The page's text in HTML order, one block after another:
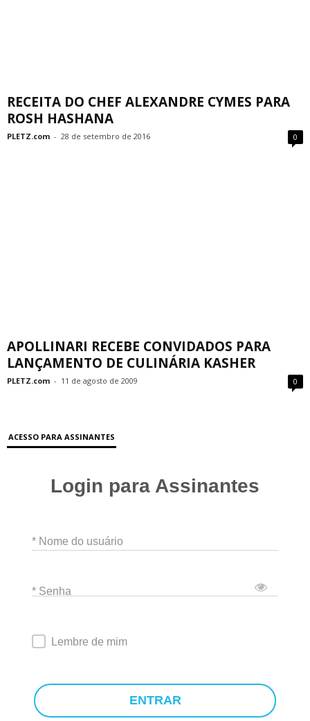
RECEITA DO CHEF ALEXANDRE CYMES PARA
ROSH HASHANA
PLETZ.com - 28 de setembro de 2016 0
APOLLINARI RECEBE CONVIDADOS PARA
LANÇAMENTO DE CULINÁRIA KASHER
PLETZ.com - 11 de agosto de 2009 0
ACESSO PARA ASSINANTES
Login para Assinantes
* Nome do usuário
* Senha
Lembre de mim
ENTRAR